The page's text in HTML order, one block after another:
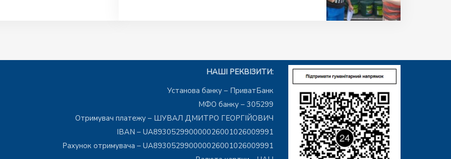
НАШІ РЕКВІЗИТИ:
Установа банку – ПриватБанк
МФО банку – 305299
Отримувач платежу – ШУВАЛ ДМИТРО ГЕОРГІЙОВИЧ
IBAN – UA893052990000026001026009991
Рахунок отримувача – UA893052990000026001026009991